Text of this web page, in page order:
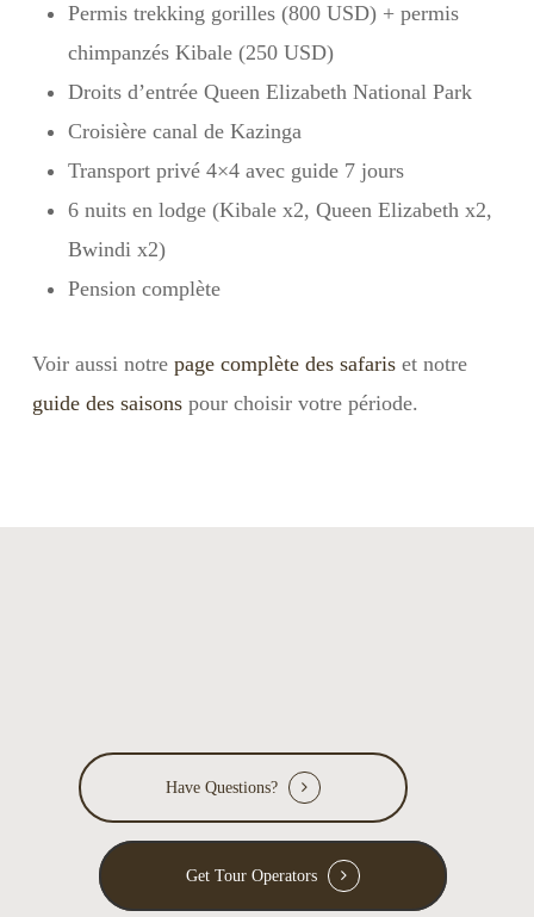
Permis trekking gorilles (800 USD) + permis
chimpanzés Kibale (250 USD)
Droits d’entrée Queen Elizabeth National Park
Croisière canal de Kazinga
Transport privé 4×4 avec guide 7 jours
6 nuits en lodge (Kibale x2, Queen Elizabeth x2,
Bwindi x2)
Pension complète
Voir aussi notre page complète des safariset notre
guide des saisonspour choisir votre période.
Have Questions?
Get Tour Operators